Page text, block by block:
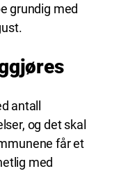
grundig med
antall
og det skal
får et
med